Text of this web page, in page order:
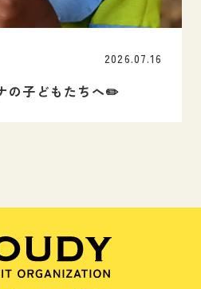
の子どもたちへ✏️
2026.07.16